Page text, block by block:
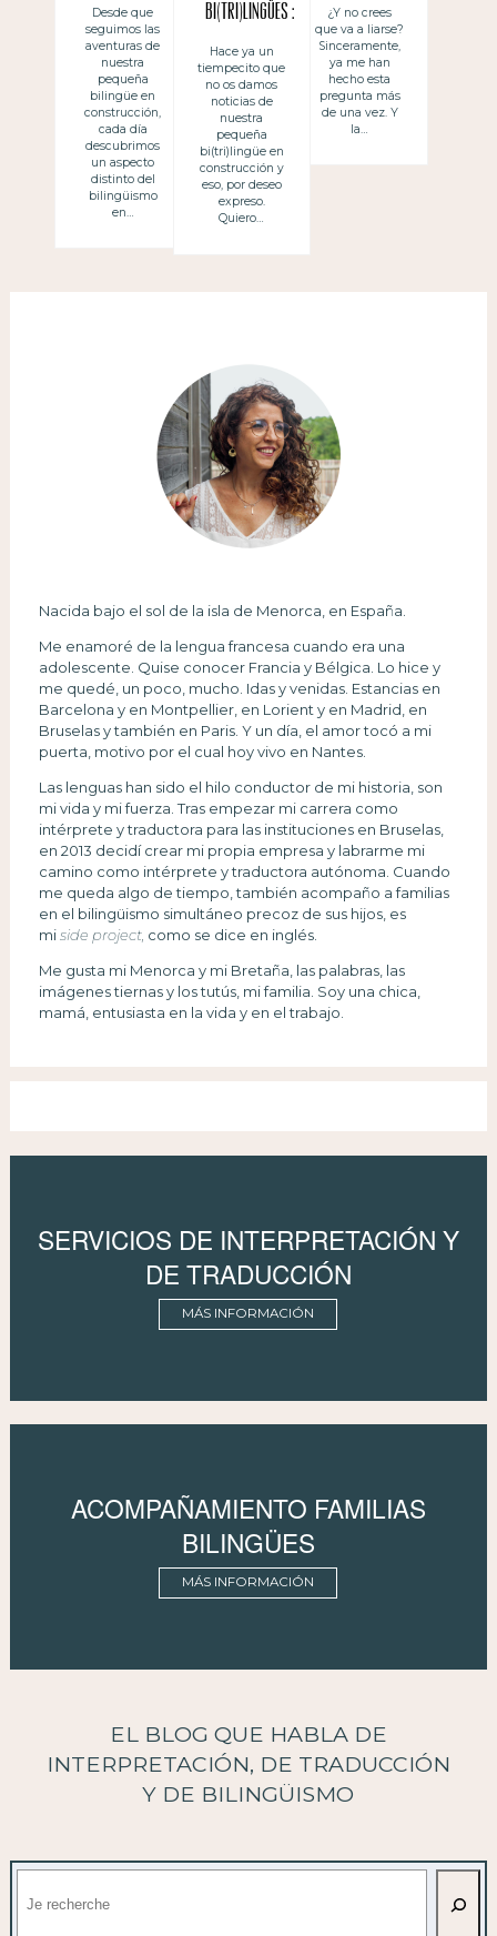
Desde que
seguimos las
aventuras de
nuestra
pequeña
bilingüe en
construcción,
cada día
descubrimos
un aspecto
distinto del
bilingüismo
en…
bi(tri)lingües :
la aventura
continúa
Hace ya un
tiempecito que
no os damos
noticias de
nuestra
pequeña
bi(tri)lingüe en
construcción y
eso, por deseo
expreso.
Quiero…
¿Y no crees
que va a liarse?
Sinceramente,
ya me han
hecho esta
pregunta más
de una vez. Y
la…
Nacida bajo el sol de la isla de Menorca, en España.
Me enamoré de la lengua francesa cuando era una
adolescente. Quise conocer Francia y Bélgica. Lo hice y
me quedé, un poco, mucho. Idas y venidas. Estancias en
Barcelona y en Montpellier, en Lorient y en Madrid, en
Bruselas y también en Paris. Y un día, el amor tocó a mi
puerta, motivo por el cual hoy vivo en Nantes.
Las lenguas han sido el hilo conductor de mi historia, son
mi vida y mi fuerza. Tras empezar mi carrera como
intérprete y traductora para las instituciones en Bruselas,
en 2013 decidí crear mi propia empresa y labrarme mi
camino como intérprete y traductora autónoma. Cuando
me queda algo de tiempo, también acompaño a familias
en el bilingüismo simultáneo precoz de sus hijos, es
mi side project, como se dice en inglés.
Me gusta mi Menorca y mi Bretaña, las palabras, las
imágenes tiernas y los tutús, mi familia. Soy una chica,
mamá, entusiasta en la vida y en el trabajo.
SERVICIOS DE INTERPRETACIÓN Y
DE TRADUCCIÓN
MÁS INFORMACIÓN
ACOMPAÑAMIENTO FAMILIAS
BILINGÜES
MÁS INFORMACIÓN
EL BLOG QUE HABLA DE
INTERPRETACIÓN, DE TRADUCCIÓN
Y DE BILINGÜISMO